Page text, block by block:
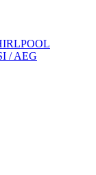
/ AEG